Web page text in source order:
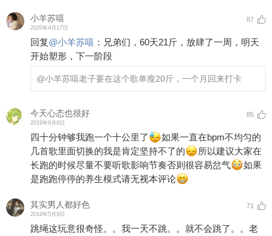
小羊苏嘻
2020年4月17日
87
回复@小羊苏嘻 ： 兄弟们，60天21斤，放肆了一周，明天
开始塑形，下一阶段
@小羊苏嘻老子要在这个歌单瘦20斤，一个月回来打卡
今天心态也很好
2019年6月8日
85
四十分钟够我跑一个十公里了
如果一直在bpm不均匀的
几首歌里面切换的我是肯定坚持不了的
所以建议大家在
长跑的时候尽量不要听歌影响节奏否则很容易岔气
如果
是跑跑停停的养生模式请无视本评论
其实男人都好色
2019年5月9日
71
跳绳这玩意很奇怪。。我一天不跳。。就不会跳了。。老